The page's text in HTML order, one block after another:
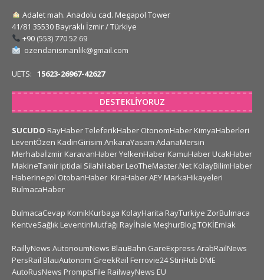
Adalet mah. Anadolu cad. Megapol Tower
41/81 35530 Bayraklı İzmir / Türkiye
+90 (553) 770 52 69
ozendanismanlik@gmail.com
UETS: 15623-26967-42627
DESTEKLIYORUZ
SUCUDO RayHaberTeleferikHaber OtonomHaber KimyaHaberleri
LeventÖzen KadinGirisim AnkaraYasam AdanaMersin
Merhabaİzmir KaravanHaberYelkenHaber KamuHaber UcakHaber
MakineTamir Iptidai SilahHaber LeoTheMaster.Net KolayBilimHaber
HaberInegol OtobanHaber KiraHaberAEY MarkaHikayeleri
BulmacaHaber
BulmacaCevap KomikKurbaga KolayHarita RayTurkiye ZorBulmaca
KentveSağlık LeventinMutfağı Rayİhale MeşhurBlogTOKİEmlak
RaillyNews AutonoumNews BlauBahn GareExpress ArabRailNews
PersRail BlauAutonom GreekRail Ferrovie24 StiriHub DME
AutoRusNews PromptsFile RailwayNews EU